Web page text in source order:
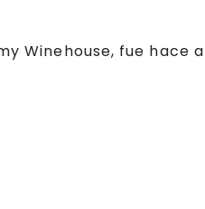
Winehouse, fue hace